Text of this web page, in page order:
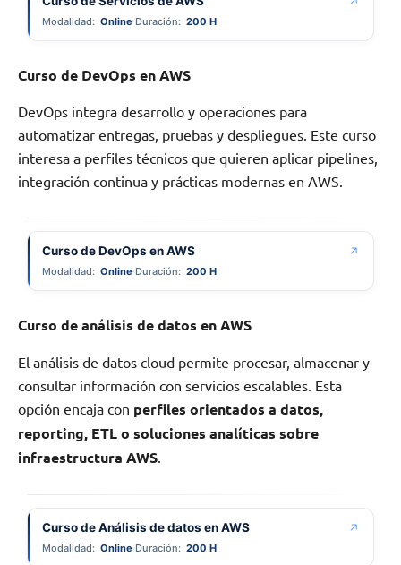
Modalidad: Online Duración: 200 H
Curso de DevOps en AWS
DevOps integra desarrollo y operaciones para
automatizar entregas, pruebas y despliegues. Este curso
interesa a perfiles técnicos que quieren aplicar pipelines,
integración continua y prácticas modernas en AWS.
Curso de DevOps en AWS ↗
Modalidad: Online Duración: 200 H
Curso de análisis de datos en AWS
El análisis de datos cloud permite procesar, almacenar y
consultar información con servicios escalables. Esta
opción encaja con perfiles orientados a datos,
reporting, ETL o soluciones analíticas sobre
infraestructura AWS.
Curso de Análisis de datos en AWS ↗
Modalidad: Online Duración: 200 H